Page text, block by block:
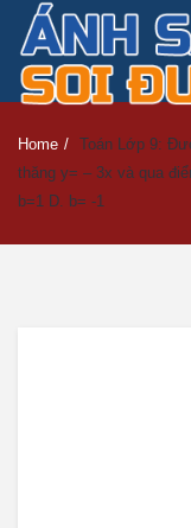
Home / Toán Lớp 9:
thăng y= – 3x và qua
b=1 D. b= -1